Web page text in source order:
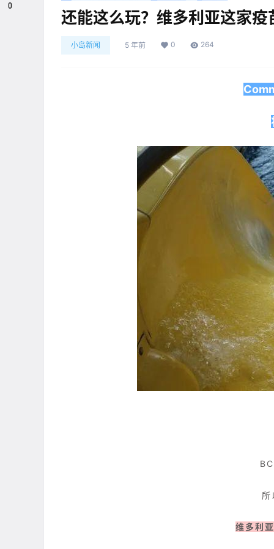
还能这么玩？维多利亚这家
小岛新闻 5 年前 0 264
所
维多利
0